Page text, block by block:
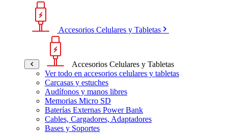
Accesorios Celulares y Tabletas
Accesorios Celulares y Tabletas
Ver todo en accesorios celulares y tabletas
Carcasas y estuches
Audífonos y manos libres
Memorias Micro SD
Baterías Externas Power Bank
Cables, Cargadores, Adaptadores
Bases y Soportes